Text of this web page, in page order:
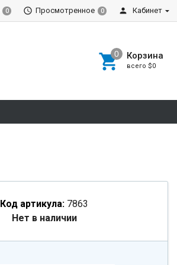
0 Просмотренное 0 Кабинет
Корзина
всего $0
Код артикула: 7863
Нет в наличии